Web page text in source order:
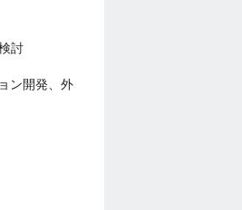
討
ン開発、外